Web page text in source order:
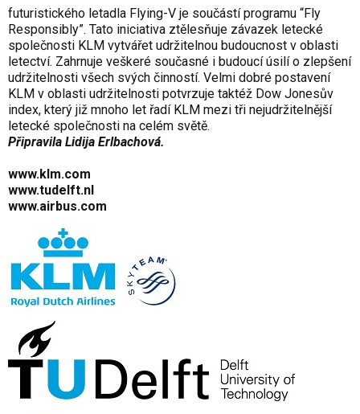
futuristického letadla Flying-V je součástí programu “Fly
Responsibly”. Tato iniciativa ztělesňuje závazek letecké
společnosti KLM vytvářet udržitelnou budoucnost v oblasti
letectví. Zahrnuje veškeré současné i budoucí úsilí o zlepšení
udržitelnosti všech svých činností. Velmi dobré postavení
KLM v oblasti udržitelnosti potvrzuje taktéž Dow Jonesův
index, který již mnoho let řadí KLM mezi tři nejudržitelnější
letecké společnosti na celém světě.
Připravila Lidija Erlbachová.
www.klm.com
www.tudelft.nl
www.airbus.com